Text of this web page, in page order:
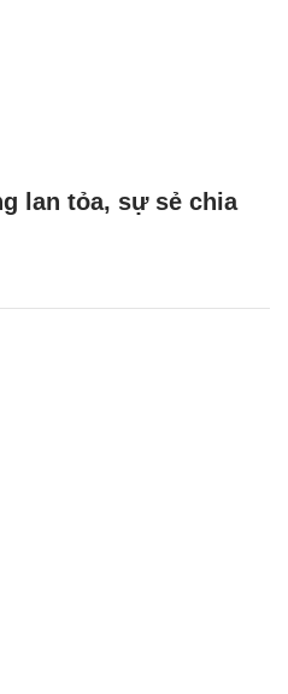
lan tỏa, sự sẻ chia